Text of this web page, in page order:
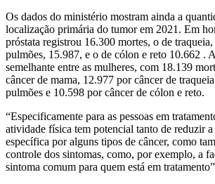
Os dados do ministério mostram ainda a
localização primária do tumor em 2021. Em
próstata registrou 16.300 mortes, o de
pulmões, 15.987, e o de cólon e reto 10.662 .
semelhante entre as mulheres, com 18.139
câncer de mama, 12.977 por câncer de
pulmões e 10.598 por câncer de cólon e reto.
“Especificamente para as pessoas em
atividade física tem potencial tanto de reduzir
específica por alguns tipos de câncer, como
controle dos sintomas, como, por exemplo, a
sintoma comum para quem está em